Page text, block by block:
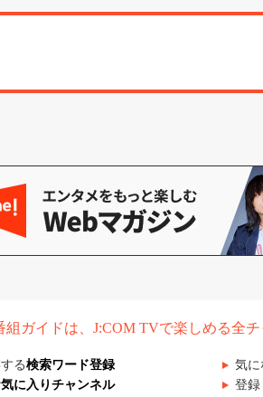
組ガイドは、J:COM TVで楽しめる全
る検索ワード登録 気に
に入りチャンネル 登録